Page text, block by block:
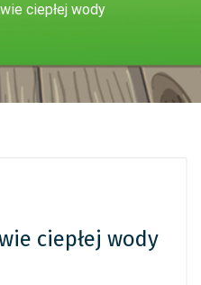
ciepłej wody
ciepłej wody